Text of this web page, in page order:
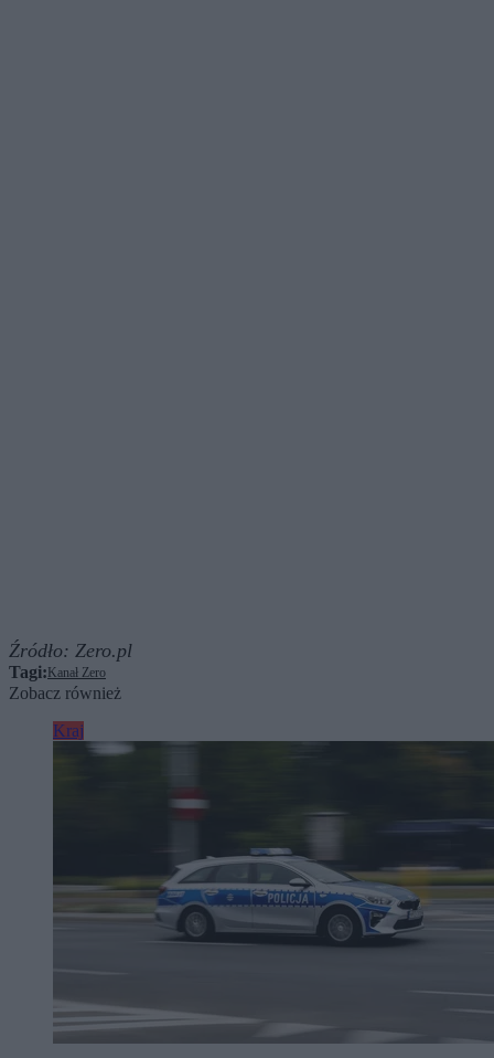
Źródło: Zero.pl
Tagi:Kanał Zero
Zobacz również
Kraj